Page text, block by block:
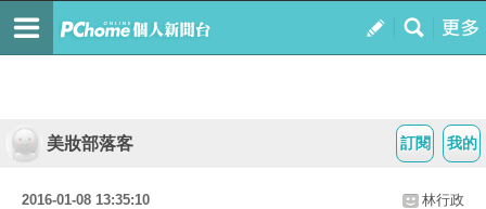
我的
訂閱
美妝部落客
2016-01-08 13:35:10 林行政